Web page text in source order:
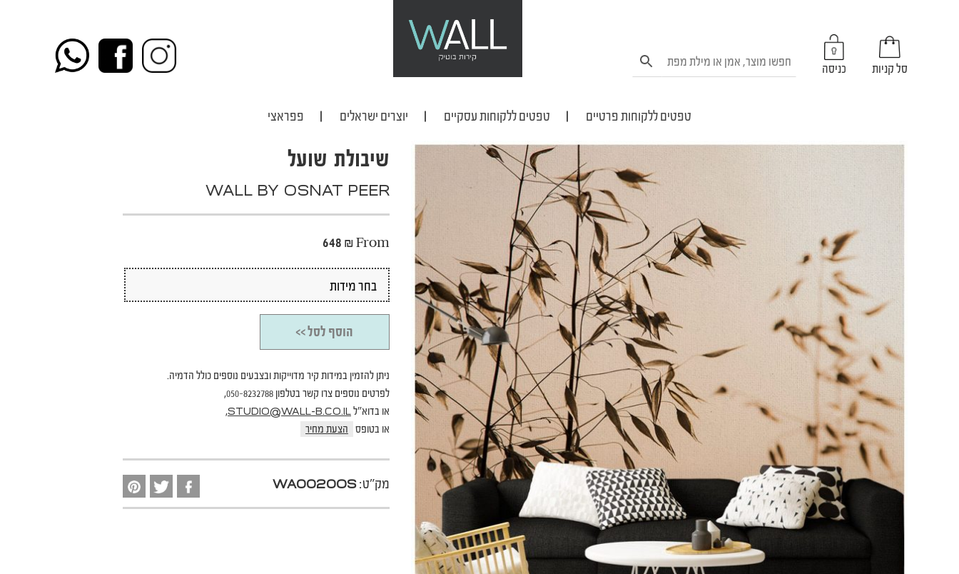
סל קניות כניסה
טפטים ללקוחות פרטיים טפטים ללקוחות עסקיים יוצרים ישראלים פפראצי
שיבולת שועל
WALL BY OSNAT PEER
From
648 ₪
הוסף לסל >>
ניתן להזמין במידות קיר מדוייקות ובצבעים נוספים כולל הדמיה.
לפרטים נוספים צרו קשר בטלפון 050-8232788,
או בדוא"לSTUDIO@WALL-B.CO.IL
,
או בטופס
הצעת מחיר
מק"ט:WA0020OS